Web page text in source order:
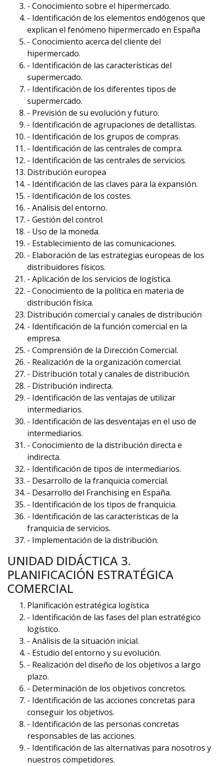
- Conocimiento sobre el hipermercado.
- Identificación de los elementos endógenos que
explican el fenómeno hipermercado en España
- Conocimiento acerca del cliente del
hipermercado.
- Identificación de las características del
supermercado.
- Identificación de los diferentes tipos de
supermercado.
- Previsión de su evolución y futuro.
- Identificación de agrupaciones de detallistas.
- Identificación de los grupos de compras.
- Identificación de las centrales de compra.
- Identificación de las centrales de servicios.
Distribución europea
- Identificación de las claves para la expansión.
- Identificación de los costes.
- Análisis del entorno.
- Gestión del control.
- Uso de la moneda.
- Establecimiento de las comunicaciones.
- Elaboración de las estrategias europeas de los
distribuidores físicos.
- Aplicación de los servicios de logística.
- Conocimiento de la política en materia de
distribución física.
Distribución comercial y canales de distribución
- Identificación de la función comercial en la
empresa.
- Comprensión de la Dirección Comercial.
- Realización de la organización comercial.
- Distribución total y canales de distribución.
- Distribución indirecta.
- Identificación de las ventajas de utilizar
intermediarios.
- Identificación de las desventajas en el uso de
intermediarios.
- Conocimiento de la distribución directa e
indirecta.
- Identificación de tipos de intermediarios.
- Desarrollo de la franquicia comercial.
- Desarrollo del Franchising en España.
- Identificación de los tipos de franquicia.
- Identificación de las características de la
franquicia de servicios.
- Implementación de la distribución.
UNIDAD DIDÁCTICA 3.
PLANIFICACIÓN ESTRATÉGICA
COMERCIAL
Planificación estratégica logística
- Identificación de las fases del plan estratégico
logístico.
- Análisis de la situación inicial.
- Estudio del entorno y su evolución.
- Realización del diseño de los objetivos a largo
plazo.
- Determinación de los objetivos concretos.
- Identificación de las acciones concretas para
conseguir los objetivos.
- Identificación de las personas concretas
responsables de las acciones.
- Identificación de las alternativas para nosotros y
nuestros competidores.